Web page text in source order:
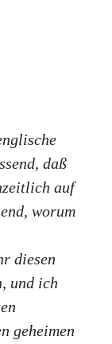
daß
auf
worum
diesen
und ich
geheimen